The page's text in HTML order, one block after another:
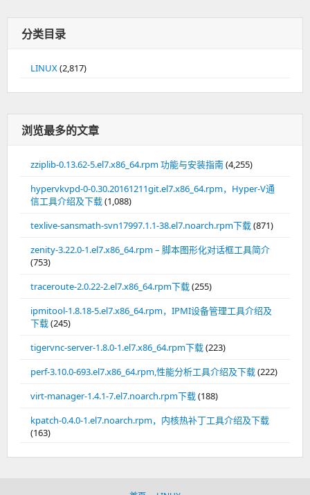
分类目录
LINUX(2,817)
浏览最多的文章
zziplib-0.13.62-5.el7.x86_64.rpm 功能与安装指南(4,255)
hypervkvpd-0-0.30.20161211git.el7.x86_64.rpm，Hyper-V通
信工具介绍及下载(1,088)
texlive-sansmath-svn17997.1.1-38.el7.noarch.rpm下载(871)
zenity-3.22.0-1.el7.x86_64.rpm – 脚本图形化对话框工具简介
(753)
traceroute-2.0.22-2.el7.x86_64.rpm下载(255)
ipmitool-1.8.18-5.el7.x86_64.rpm，IPMI设备管理工具介绍及
下载(245)
tigervnc-server-1.8.0-1.el7.x86_64.rpm下载(223)
perf-3.10.0-693.el7.x86_64.rpm,性能分析工具介绍及下载(222)
virt-manager-1.4.1-7.el7.noarch.rpm下载(188)
kpatch-0.4.0-1.el7.noarch.rpm，内核热补丁工具介绍及下载
(163)